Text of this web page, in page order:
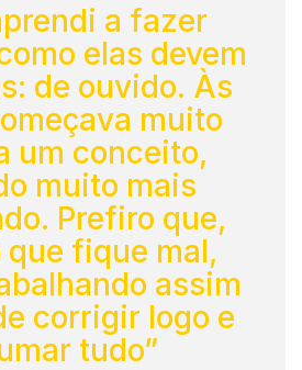
a fazer
elas devem
de ouvido. Às
muito
um conceito,
muito mais
Prefiro que,
que fique mal,
assim
corrigir logo e
tudo”